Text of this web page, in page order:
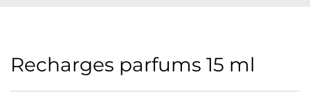
Recharges parfums 15 ml